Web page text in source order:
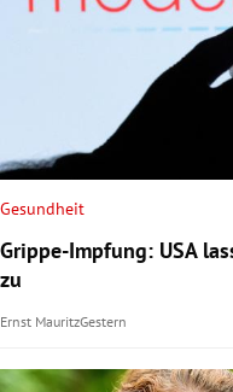
Gesundheit
Grippe-Impfung: USA
zu
Ernst MauritzGestern